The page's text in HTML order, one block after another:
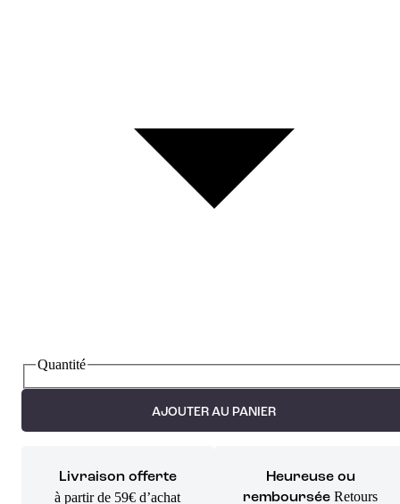
Quantité
AJOUTER AU PANIER
Livraison offerte
à partir de 59€ d’achat
Heureuse ou
remboursée Retours